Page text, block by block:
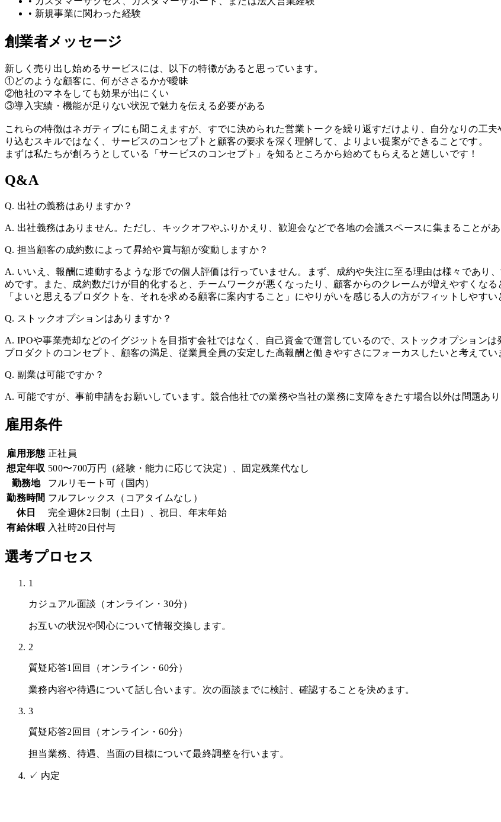
• 新規事業に関わった経験
創業者メッセージ
新しく売り出し始めるサービスには、以下の特徴があると思っています。
①どのような顧客に、何がささるかが曖昧
②他社のマネをしても効果が出にくい
③導入実績・機能が足りない状況で魅力を伝える必要がある
これらの特徴はネガティブにも聞こえますが、すでに決められた営業トークを繰り返すだけより、自分なりの工
り込むスキルではなく、サービスのコンセプトと顧客の要求を深く理解して、よりよい提案ができることです。
まずは私たちが創ろうとしている「サービスのコンセプト」を知るところから始めてもらえると嬉しいです！
Q&A
Q. 出社の義務はありますか？
A. 出社義務はありません。ただし、キックオフやふりかえり、歓迎会などで各地の会議スペースに集まることが
Q. 担当顧客の成約数によって昇給や賞与額が変動しますか？
A. いいえ、報酬に連動するような形での個人評価は行っていません。まず、成約や失注に至る理由は様々であり
めです。また、成約数だけが目的化すると、チームワークが悪くなったり、顧客からのクレームが増えやすくなる
「よいと思えるプロダクトを、それを求める顧客に案内すること」にやりがいを感じる人の方がフィットしやすい
Q. ストックオプションはありますか？
A. IPOや事業売却などのイグジットを目指す会社ではなく、自己資金で運営しているので、ストックオプション
プロダクトのコンセプト、顧客の満足、従業員全員の安定した高報酬と働きやすさにフォーカスしたいと考えてい
Q. 副業は可能ですか？
A. 可能ですが、事前申請をお願いしています。競合他社での業務や当社の業務に支障をきたす場合以外は問題あり
雇用条件
雇用形態 正社員
想定年収 500〜700万円（経験・能力に応じて決定）、固定残業代なし
勤務地
フルリモート可（国内）
勤務時間 フルフレックス（コアタイムなし）
休日
完全週休2日制（土日）、祝日、年末年始
有給休暇 入社時20日付与
選考プロセス
1
カジュアル面談（オンライン・30分）
お互いの状況や関心について情報交換します。
2
質疑応答1回目（オンライン・60分）
業務内容や待遇について話し合います。次の面談までに検討、確認することを決めます。
3
質疑応答2回目（オンライン・60分）
担当業務、待遇、当面の目標について最終調整を行います。
✓ 内定